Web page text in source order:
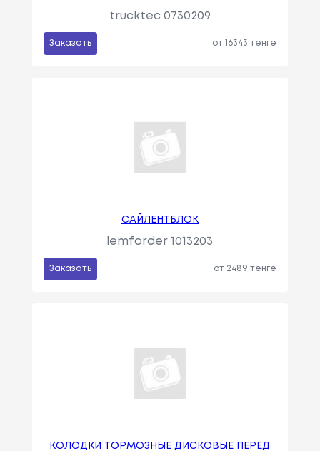
trucktec 0730209
Заказать от 16343 тенге
САЙЛЕНТБЛОК
lemforder 1013203
Заказать от 2489 тенге
КОЛОДКИ ТОРМОЗНЫЕ ДИСКОВЫЕ ПЕРЕД